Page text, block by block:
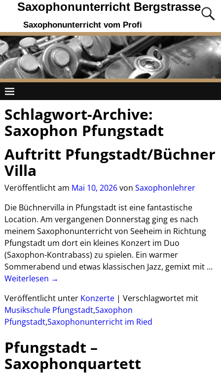
Saxophonunterricht Bergstrasse
Saxophonunterricht vom Profi
Schlagwort-Archive:
Saxophon Pfungstadt
Auftritt Pfungstadt/Büchner
Villa
Veröffentlicht am Mai 10, 2026von Saxophonlehrer
Die Büchnervilla in Pfungstadt ist eine fantastische
Location. Am vergangenen Donnerstag ging es nach
meinem Saxophonunterricht von Seeheim in Richtung
Pfungstadt um dort ein kleines Konzert im Duo
(Saxophon-Kontrabass) zu spielen. Ein warmer
Sommerabend und etwas klassischen Jazz, gemixt mit …
Weiterlesen →
Veröffentlicht unter Konzerte| Verschlagwortet mit
Musikschule Pfungstadt,Saxophon
Pfungstadt,Saxophonunterricht im Ried
Pfungstadt –
Saxophonquartett